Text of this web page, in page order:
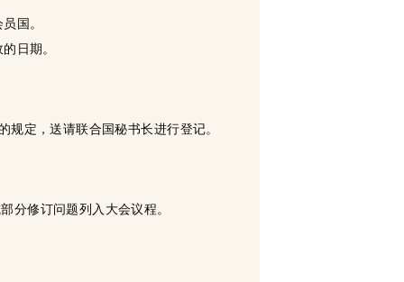
国。
日期。
定，送请联合国秘书长进行登记。
分修订问题列入大会议程。